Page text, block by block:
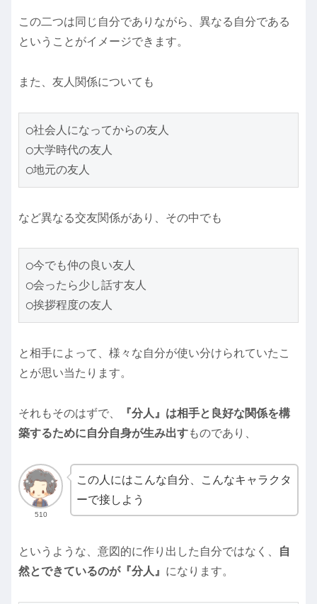
この二つは同じ自分でありながら、異なる自分である
ということがイメージできます。
また、友人関係についても
◯社会人になってからの友人
◯大学時代の友人
◯地元の友人
など異なる交友関係があり、その中でも
◯今でも仲の良い友人
◯会ったら少し話す友人
◯挨拶程度の友人
と相手によって、様々な自分が使い分けられていたこ
とが思い当たります。
それもそのはずで、
『分人』は相手と良好な関係を構
築するために自分自身が生み出すものであり、
510
この人にはこんな自分、こんなキャラクタ
ーで接しよう
というような、意図的に作り出した自分ではなく、
自
然とできているのが『分人』 になります。